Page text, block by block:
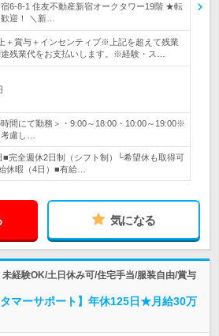
6-8-1 住友不動産新宿オークタワー19階 ★転
迎！ ＼新…
＋賞与＋インセンティブ※上記を超えて残業
残業代をお支払いします。※経験・ス…
時間にて勤務＞・9:00～18:00・10:00～19:00※
慮し…
■完全週休2日制（シフト制）└希望休も取得可
休暇（4日）■有給…
気になる
経験OK/土日休み可/住宅手当/服装自由/賞与
マーサポート】年休125日★月給30万